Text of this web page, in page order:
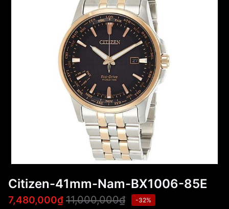
Citizen-41mm-Nam-BX1006-85E
7,480,000₫ 11,000,000₫ -32%